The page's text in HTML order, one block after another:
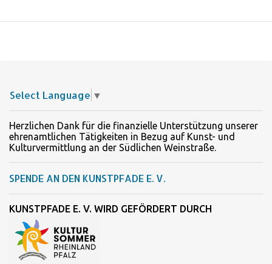
Select Language ▼
Herzlichen Dank für die finanzielle Unterstützung unserer
ehrenamtlichen Tätigkeiten in Bezug auf Kunst- und
Kulturvermittlung an der Südlichen Weinstraße.
SPENDE AN DEN KUNSTPFADE E. V.
KUNSTPFADE E. V. WIRD GEFÖRDERT DURCH